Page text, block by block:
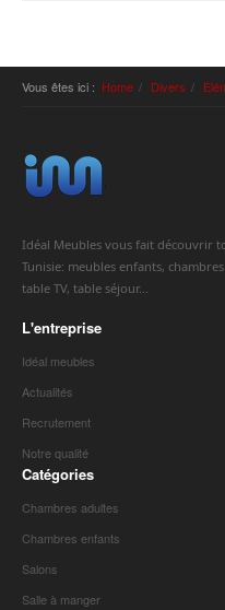
Vous êtes ici : Home Divers
Idéal Meubles vous fait découvrir
Tunisie: meubles enfants,
table TV, table séjour...
L'entreprise
Idéal meubles
Actualités
Recrutement
Notre qualité
Catégories
Chambres adultes
Chambres enfants
Salons
Salle à manger